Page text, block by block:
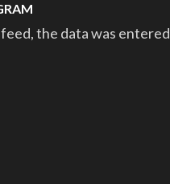
the data was entered